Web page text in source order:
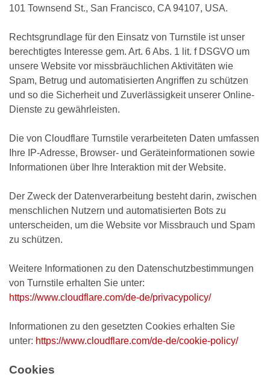
101 Townsend St., San Francisco, CA 94107, USA.
Rechtsgrundlage für den Einsatz von Turnstile ist unser
berechtigtes Interesse gem. Art. 6 Abs. 1 lit. f DSGVO um
unsere Website vor missbräuchlichen Aktivitäten wie
Spam, Betrug und automatisierten Angriffen zu schützen
und so die Sicherheit und Zuverlässigkeit unserer Online-
Dienste zu gewährleisten.
Die von Cloudflare Turnstile verarbeiteten Daten umfassen
Ihre IP-Adresse, Browser- und Geräteinformationen sowie
Informationen über Ihre Interaktion mit der Website.
Der Zweck der Datenverarbeitung besteht darin, zwischen
menschlichen Nutzern und automatisierten Bots zu
unterscheiden, um die Website vor Missbrauch und Spam
zu schützen.
Weitere Informationen zu den Datenschutzbestimmungen
von Turnstile erhalten Sie unter:
https://www.cloudflare.com/de-de/privacypolicy/
Informationen zu den gesetzten Cookies erhalten Sie
unter: https://www.cloudflare.com/de-de/cookie-policy/
Cookies